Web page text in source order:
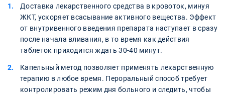
Доставка лекарственного средства в кровоток, минуя
ЖКТ, ускоряет всасывание активного вещества. Эффект
от внутривенного введения препарата наступает в сразу
после начала вливания, в то время как действия
таблеток приходится ждать 30-40 минут.
Капельный метод позволяет применять лекарственную
терапию в любое время. Пероральный способ требует
контролировать режим дня больного и следить, чтобы